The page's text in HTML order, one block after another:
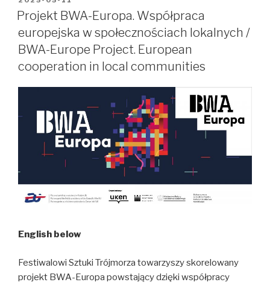
rzeczywistością
a
/
“Designed
Communities
Between
Reality
and
Vision”
W
Projekt BWA-Europa. Współpraca
europejska w społecznościach lokalnych /
BWA-Europe Project. European
cooperation in local communities
English below
Festiwalowi Sztuki Trójmorza towarzyszy skorelowany
projekt BWA-Europa powstający dzięki współpracy